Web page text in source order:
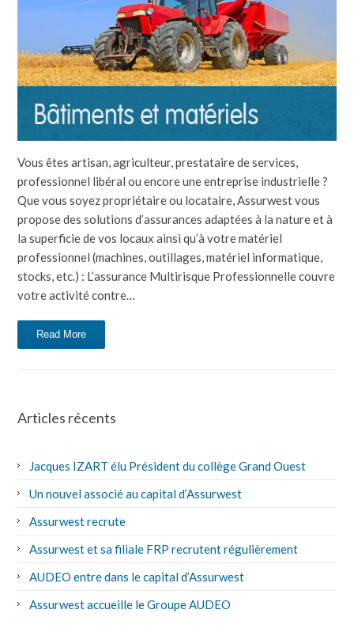
Vous êtes artisan, agriculteur, prestataire de services,
professionnel libéral ou encore une entreprise industrielle ?
Que vous soyez propriétaire ou locataire, Assurwest vous
propose des solutions d’assurances adaptées à la nature et à
la superficie de vos locaux ainsi qu’à votre matériel
professionnel (machines, outillages, matériel informatique,
stocks, etc.) : L’assurance Multirisque Professionnelle couvre
votre activité contre…
Read More
Articles récents
Jacques IZART élu Président du collège Grand Ouest
Un nouvel associé au capital d’Assurwest
Assurwest recrute
Assurwest et sa filiale FRP recrutent régulièrement
AUDEO entre dans le capital d’Assurwest
Assurwest accueille le Groupe AUDEO